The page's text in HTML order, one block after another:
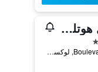
لو رويال هوتلز آند ريزورتس
12 Boulevard Royal, لوكسمبورغ ستي, مقاطعة لوكسمبورغ, لوكسمبورج